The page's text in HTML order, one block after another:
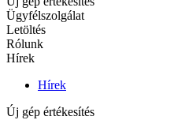
Ügyfélszolgálat
Letöltés
Rólunk
Hírek
Hírek
Új gép értékesítés